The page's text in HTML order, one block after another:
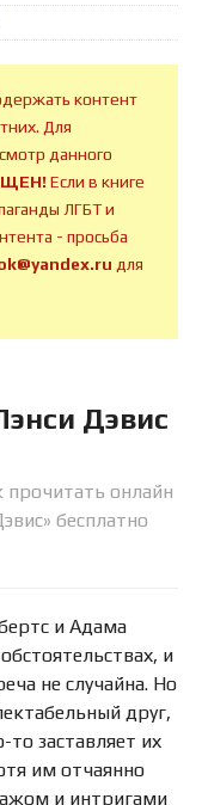
контент
Для
данного
Если в книге
ЛГБТ и
- просьба
для
Дэвис
прочитать онлайн
бесплатно
и Адама
и
не случайна. Но
друг,
заставляет их
им отчаянно
и интригами